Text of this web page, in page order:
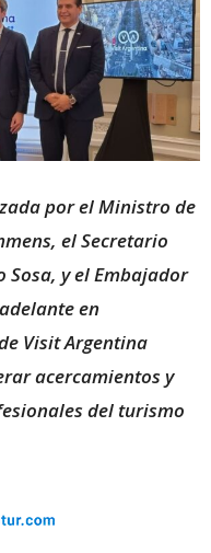
por el Ministro de
el Secretario
Sosa, y el Embajador
en
Visit Argentina
acercamientos y
del turismo